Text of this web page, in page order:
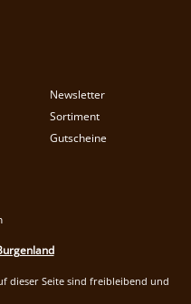
Newsletter
Sortiment
Gutscheine
dieser Seite sind freibleibend und